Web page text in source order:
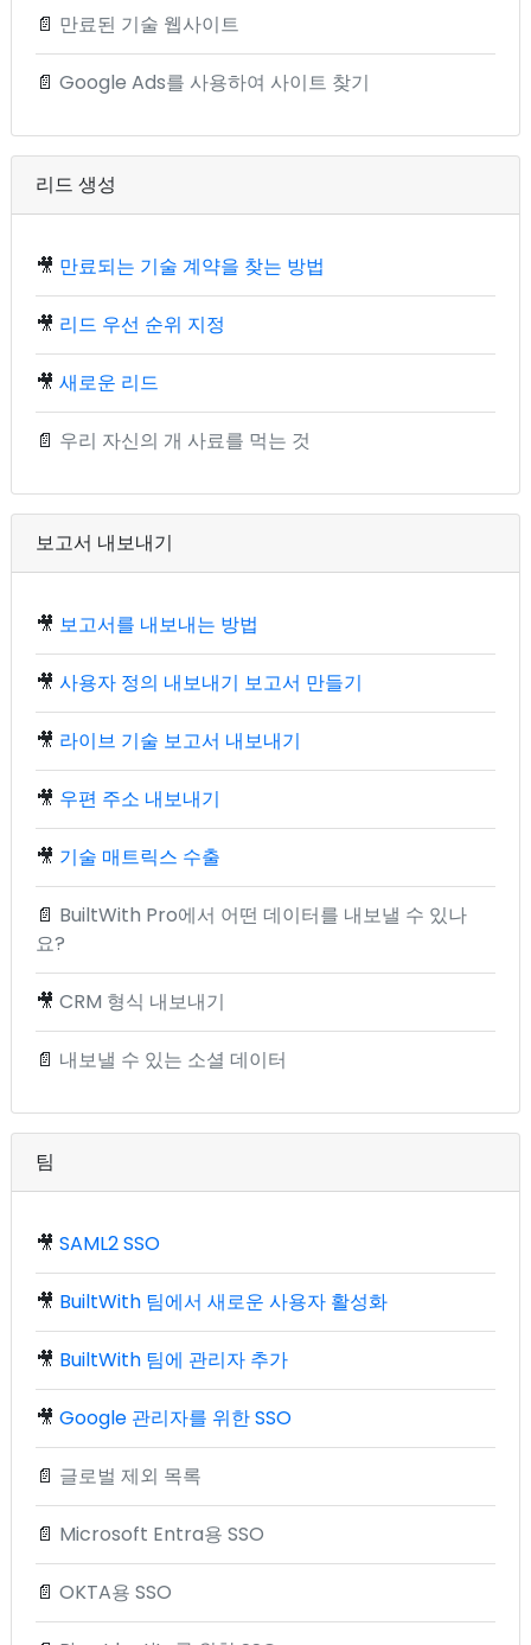
📄 만료된 기술 웹사이트
📄 Google Ads를 사용하여 사이트 찾기
리드 생성
🎥 만료되는 기술 계약을 찾는 방법
🎥 리드 우선 순위 지정
🎥 새로운 리드
📄 우리 자신의 개 사료를 먹는 것
보고서 내보내기
🎥 보고서를 내보내는 방법
🎥 사용자 정의 내보내기 보고서 만들기
🎥 라이브 기술 보고서 내보내기
🎥 우편 주소 내보내기
🎥 기술 매트릭스 수출
📄 BuiltWith Pro에서 어떤 데이터를 내보낼 수 있나
요?
🎥 CRM 형식 내보내기
📄 내보낼 수 있는 소셜 데이터
팀
🎥 SAML2 SSO
🎥 BuiltWith 팀에서 새로운 사용자 활성화
🎥 BuiltWith 팀에 관리자 추가
🎥 Google 관리자를 위한 SSO
📄 글로벌 제외 목록
📄 Microsoft Entra용 SSO
📄 OKTA용 SSO